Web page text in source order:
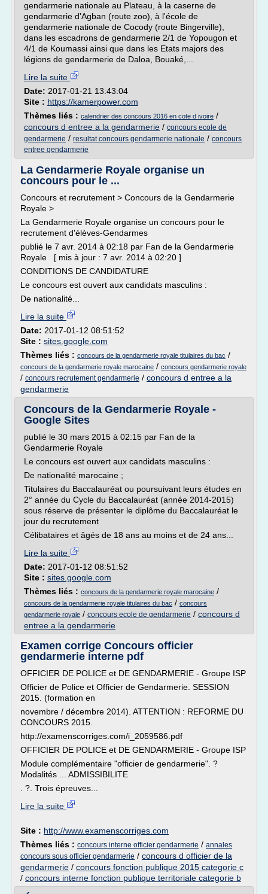
gendarmerie nationale au Plateau, à la caserne de
gendarmerie d'Agban (route zoo), à l'école de
gendarmerie nationale de Cocody (route Bingerville),
dans les escadrons de gendarmerie 2/1 de Yopougon et
4/1 de Koumassi ainsi que dans les Etats majors des
légions de gendarmerie de Daloa, Bouaké,...
Lire la suite
Date: 2017-01-21 13:43:04
Site : https://kamerpower.com
Thèmes liés : calendrier des concours 2016 en cote d ivoire /
concours d entree a la gendarmerie / concours ecole de
gendarmerie / resultat concours gendarmerie nationale / concours
entree gendarmerie
La Gendarmerie Royale organise un
concours pour le ...
Concours et recrutement > Concours de la Gendarmerie
Royale >
La Gendarmerie Royale organise un concours pour le
recrutement d'élèves-Gendarmes
publié le 7 avr. 2014 à 02:18 par Fan de la Gendarmerie
Royale [ mis à jour : 7 avr. 2014 à 02:20 ]
CONDITIONS DE CANDIDATURE
Le concours est ouvert aux candidats masculins :
De nationalité...
Lire la suite
Date: 2017-01-12 08:51:52
Site : sites.google.com
Thèmes liés : concours de la gendarmerie royale titulaires du bac /
concours de la gendarmerie royale marocaine / concours gendarmerie royale
/ concours recrutement gendarmerie / concours d entree a la
gendarmerie
Concours de la Gendarmerie Royale -
Google Sites
publié le 30 mars 2015 à 02:15 par Fan de la
Gendarmerie Royale
Le concours est ouvert aux candidats masculins :
De nationalité marocaine ;
Titulaires du Baccalauréat ou poursuivant leurs études en
2° année du Cycle du Baccalauréat (année 2014-2015)
sous réserve de présenter le diplôme du Baccalauréat le
jour du recrutement
Célibataires et âgés de 18 ans au moins et de 24 ans...
Lire la suite
Date: 2017-01-12 08:51:52
Site : sites.google.com
Thèmes liés : concours de la gendarmerie royale marocaine /
concours de la gendarmerie royale titulaires du bac / concours
gendarmerie royale / concours ecole de gendarmerie / concours d
entree a la gendarmerie
Examen corrige Concours officier
gendarmerie interne pdf
OFFICIER DE POLICE et DE GENDARMERIE - Groupe ISP
Officier de Police et Officier de Gendarmerie. SESSION
2015. (formation en
novembre / décembre 2014). ATTENTION : REFORME DU
CONCOURS 2015.
http://examenscorriges.com/i_2059586.pdf
OFFICIER DE POLICE et DE GENDARMERIE - Groupe ISP
Module complémentaire "officier de gendarmerie". ?
Modalités ... ADMISSIBILITE
. ?. Trois épreuves...
Lire la suite
Site : http://www.examenscorriges.com
Thèmes liés : concours interne officier gendarmerie / annales
concours sous officier gendarmerie / concours d officier de la
gendarmerie / concours fonction publique 2015 categorie c
/ concours interne fonction publique territoriale categorie b